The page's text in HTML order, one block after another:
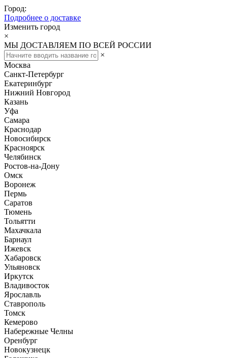
Город:
Подробнее о доставке
Изменить город
×
МЫ ДОСТАВЛЯЕМ ПО ВСЕЙ РОССИИ
×
Москва
Санкт-Петербург
Екатеринбург
Нижний Новгород
Казань
Уфа
Самара
Краснодар
Новосибирск
Красноярск
Челябинск
Ростов-на-Дону
Омск
Воронеж
Пермь
Саратов
Тюмень
Тольятти
Махачкала
Барнаул
Ижевск
Хабаровск
Ульяновск
Иркутск
Владивосток
Ярославль
Ставрополь
Томск
Кемерово
Набережные Челны
Оренбург
Новокузнецк